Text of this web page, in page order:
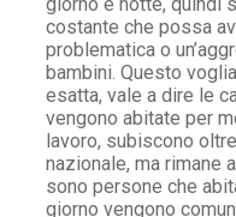
costante che possa
problematica o
bambini. Questo
esatta, vale a dire le
vengono abitate per
lavoro, subiscono
nazionale, ma rimane
sono persone che
giorno vengono